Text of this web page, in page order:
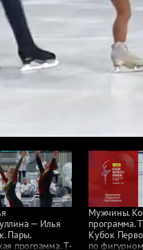
— Илья
Пары.
программа. Т-
Мужчины.
программа.
Кубок
по